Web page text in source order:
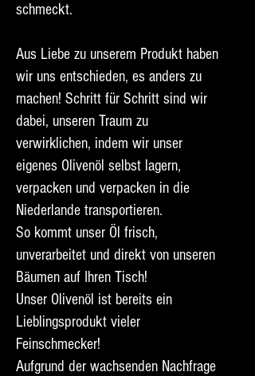
schmeckt.
Aus Liebe zu unserem Produkt haben
wir uns entschieden, es anders zu
machen! Schritt für Schritt sind wir
dabei, unseren Traum zu
verwirklichen, indem wir unser
eigenes Olivenöl selbst lagern,
verpacken und verpacken in die
Niederlande transportieren.
So kommt unser Öl frisch,
unverarbeitet und direkt von unseren
Bäumen auf Ihren Tisch!
Unser Olivenöl ist bereits ein
Lieblingsprodukt vieler
Feinschmecker!
​Aufgrund der wachsenden Nachfrage